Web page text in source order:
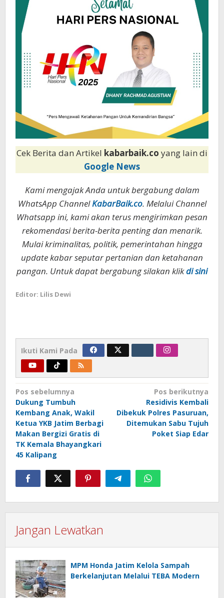
Cek Berita dan Artikel kabarbaik.co yang lain di
Google News
Kami mengajak Anda untuk bergabung dalam
WhatsApp ChannelKabarBaik.co. Melalui Channel
Whatsapp ini, kami akan terus mengirimkan pesan
rekomendasi berita-berita penting dan menarik.
Mulai kriminalitas, politik, pemerintahan hingga
update kabar seputar pertanian dan ketahanan
pangan. Untuk dapat bergabung silakan klikdi sini
Editor: Lilis Dewi
Ikuti Kami Pada
Navigasi
pos
Pos sebelumnya
Dukung Tumbuh
Kembang Anak, Wakil
Ketua YKB Jatim Berbagi
Makan Bergizi Gratis di
TK Kemala Bhayangkari
45 Kalipang
Pos berikutnya
Residivis Kembali
Dibekuk Polres Pasuruan,
Ditemukan Sabu Tujuh
Poket Siap Edar
Jangan Lewatkan
MPM Honda Jatim Kelola Sampah
Berkelanjutan Melalui TEBA Modern